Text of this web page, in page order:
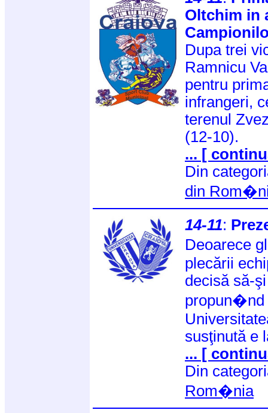
Oltchim in
Dupa trei
Ramnicu
pentru
infrangeri,
terenul
(12-10).
... [
Din
din
14-11:
Deoarece
plecării
decisă să-
propun�nd
susţinută e
... [
Din
Rom�nia